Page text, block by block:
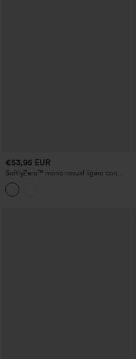
€53,95 EUR
SoftlyZero™ mono casual ligero con
escote en V, sin mangas, con cinturón,
con tecnología InstantCool, con
bolsillos — Edición Easy Peezy